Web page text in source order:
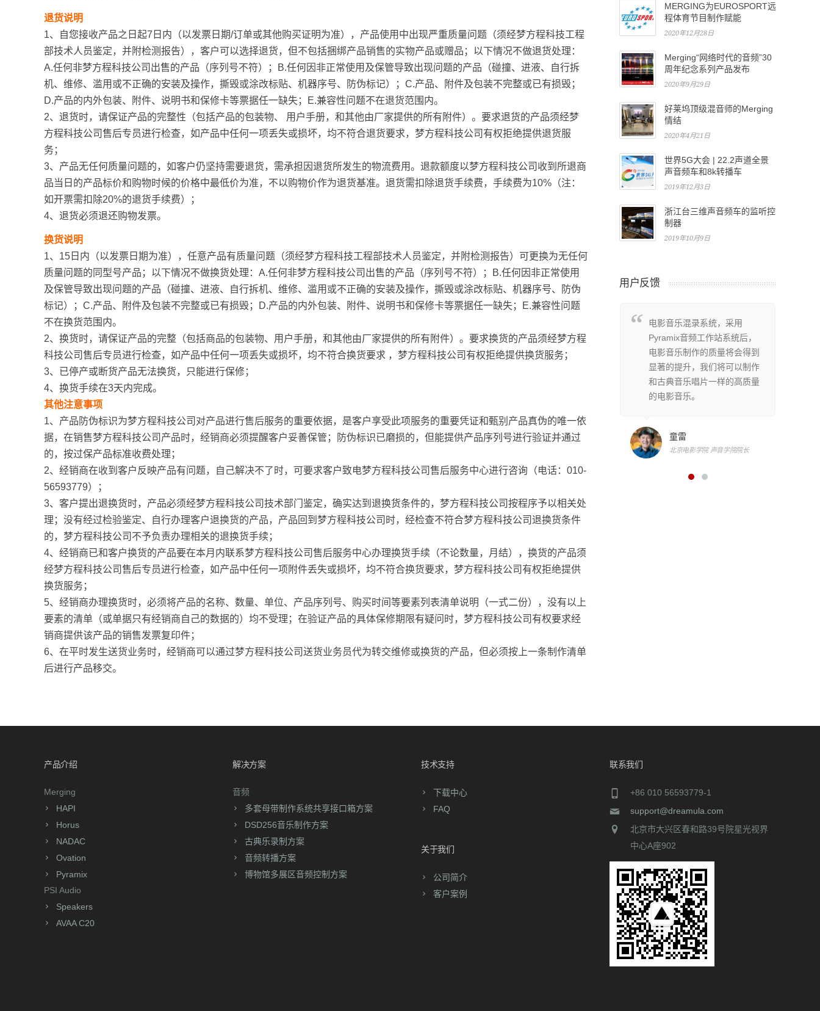
退货说明
1、自您接收产品之日起7日内（以发票日期/订单或其他购买证明为准），产品使用中出现严重质量问题（须经梦方程科技工程
部技术人员鉴定，并附检测报告），客户可以选择退货，但不包括捆绑产品销售的实物产品或赠品；以下情况不做退货处理：
A.任何非梦方程科技公司出售的产品（序列号不符）；B.任何因非正常使用及保管导致出现问题的产品（碰撞、进液、自行拆
机、维修、滥用或不正确的安装及操作，撕毁或涂改标贴、机器序号、防伪标记）；C.产品、附件及包装不完整或已有损毁；
D.产品的内外包装、附件、说明书和保修卡等票据任一缺失；E.兼容性问题不在退货范围内。
2、退货时，请保证产品的完整性（包括产品的包装物、 用户手册，和其他由厂家提供的所有附件）。要求退货的产品须经梦
方程科技公司售后专员进行检查，如产品中任何一项丢失或损坏，均不符合退货要求，梦方程科技公司有权拒绝提供退货服
务；
3、产品无任何质量问题的，如客户仍坚持需要退货，需承担因退货所发生的物流费用。退款额度以梦方程科技公司收到所退商
品当日的产品标价和购物时候的价格中最低价为准，不以购物价作为退货基准。退货需扣除退货手续费，手续费为10%（注：
如开票需扣除20%的退货手续费）；
4、退货必须退还购物发票。
换货说明
1、15日内（以发票日期为准），任意产品有质量问题（须经梦方程科技工程部技术人员鉴定，并附检测报告）可更换为无任何
质量问题的同型号产品；以下情况不做换货处理：A.任何非梦方程科技公司出售的产品（序列号不符）；B.任何因非正常使用
及保管导致出现问题的产品（碰撞、进液、自行拆机、维修、滥用或不正确的安装及操作，撕毁或涂改标贴、机器序号、防伪
标记）；C.产品、附件及包装不完整或已有损毁；D.产品的内外包装、附件、说明书和保修卡等票据任一缺失；E.兼容性问题
不在换货范围内。
2、换货时，请保证产品的完整（包括商品的包装物、用户手册，和其他由厂家提供的所有附件）。要求换货的产品须经梦方程
科技公司售后专员进行检查，如产品中任何一项丢失或损坏，均不符合换货要求 ，梦方程科技公司有权拒绝提供换货服务；
3、已停产或断货产品无法换货，只能进行保修；
4、换货手续在3天内完成。
其他注意事项
1、产品防伪标识为梦方程科技公司对产品进行售后服务的重要依据，是客户享受此项服务的重要凭证和甄别产品真伪的唯一依
据，在销售梦方程科技公司产品时，经销商必须提醒客户妥善保管；防伪标识已磨损的，但能提供产品序列号进行验证并通过
的，按过保产品标准收费处理；
2、经销商在收到客户反映产品有问题，自己解决不了时，可要求客户致电梦方程科技公司售后服务中心进行咨询（电话：010-
56593779）；
3、客户提出退换货时，产品必须经梦方程科技公司技术部门鉴定，确实达到退换货条件的，梦方程科技公司按程序予以相关处
理；没有经过检验鉴定、自行办理客户退换货的产品，产品回到梦方程科技公司时，经检查不符合梦方程科技公司退换货条件
的，梦方程科技公司不予负责办理相关的退换货手续；
4、经销商已和客户换货的产品要在本月内联系梦方程科技公司售后服务中心办理换货手续（不论数量，月结），换货的产品须
经梦方程科技公司售后专员进行检查，如产品中任何一项附件丢失或损坏，均不符合换货要求，梦方程科技公司有权拒绝提供
换货服务；
5、经销商办理换货时，必须将产品的名称、数量、单位、产品序列号、购买时间等要素列表清单说明（一式二份），没有以上
要素的清单（或单据只有经销商自己的数据的）均不受理；在验证产品的具体保修期限有疑问时，梦方程科技公司有权要求经
销商提供该产品的销售发票复印件；
6、在平时发生送货业务时，经销商可以通过梦方程科技公司送货业务员代为转交维修或换货的产品，但必须按上一条制作清单
后进行产品移交。
MERGING为EUROSPORT远
程体育节目制作赋能
2020年12月28日
Merging“网络时代的音频”30
周年纪念系列产品发布
2020年9月29日
好莱坞顶级混音师的Merging
情结
2020年4月21日
世界5G大会 | 22.2声道全景
声音频车和8k转播车
2019年12月3日
浙江台三维声音频车的监听控
制器
2019年10月9日
用户反馈
Pyramix音频工作站系统后，
电影音乐制作的质量将会得到
童雷
系统架构，软硬件及文件格式
兼容性非常全面，可以稳定的
便捷的监听控制，圆满完成了
G20电视转播的现场收录和现
CCTV音频部 录音工程师
电影音乐混录系统，采用
Pyramix音频工作站系统后，
电影音乐制作的质量将会得到
显著的提升，我们将可以制作
和古典音乐唱片一样的高质量
的电影音乐。
童雷
北京电影学院 声音学院院长
产品介绍
Merging
HAPI
Horus
NADAC
Ovation
Pyramix
PSI Audio
Speakers
AVAA C20
解决方案
音频
多套母带制作系统共享接口箱方案
DSD256音乐制作方案
古典乐录制方案
音频转播方案
博物馆多展区音频控制方案
技术支持
下载中心
FAQ
关于我们
公司简介
客户案例
联系我们
+86 010 56593779-1
support@dreamula.com
北京市大兴区春和路39号院星光视界
中心A座902